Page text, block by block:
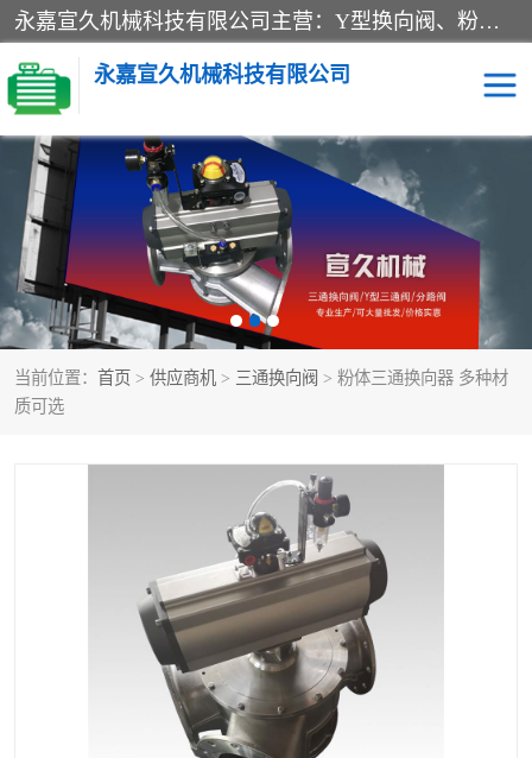
永嘉宣久机械科技有限公司主营：Y型换向阀、粉体换向阀、板式换向阀、三通换向阀、三通换向器、三通分路阀、管路换向阀等产品及服务。
永嘉宣久机械科技有限公司
当前位置： 首页 > 供应商机 > 三通换向阀 > 粉体三通换向器 多种材
质可选
换向阀 Y型换向阀
板式换向阀 粉料换向阀
粉体换向阀 管道换向阀
管路换向阀 三通换向阀
粉体三通阀
不锈钢三通阀
翻板转向阀
Y型球阀
气动球阀